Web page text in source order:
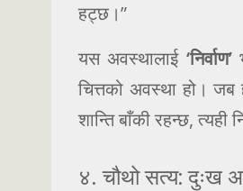
हट्छ।”
यस अवस्थालाई ‘निर्वाण’
चित्तको अवस्था हो। जब
शान्ति बाँकी रहन्छ, त्यही
४. चौथो सत्य: दुःख